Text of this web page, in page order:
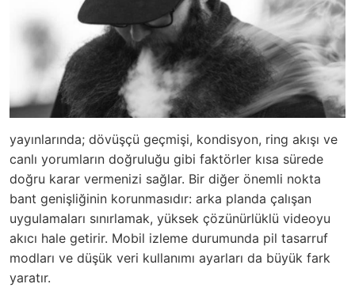
yayınlarında; dövüşçü geçmişi, kondisyon, ring akışı ve
canlı yorumların doğruluğu gibi faktörler kısa sürede
doğru karar vermenizi sağlar. Bir diğer önemli nokta
bant genişliğinin korunmasıdır: arka planda çalışan
uygulamaları sınırlamak, yüksek çözünürlüklü videoyu
akıcı hale getirir. Mobil izleme durumunda pil tasarruf
modları ve düşük veri kullanımı ayarları da büyük fark
yaratır.